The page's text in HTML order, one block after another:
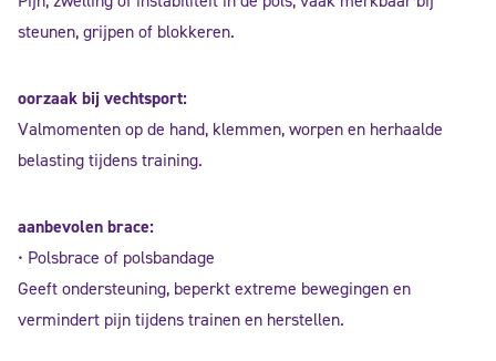
steunen, grijpen of blokkeren.
oorzaak bij vechtsport:
Valmomenten op de hand, klemmen, worpen en herhaalde
belasting tijdens training.
aanbevolen brace:
• Polsbrace of polsbandage
Geeft ondersteuning, beperkt extreme bewegingen en
vermindert pijn tijdens trainen en herstellen.